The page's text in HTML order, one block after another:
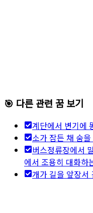
🎯 다른 관련 꿈 보기
계단에서 변기에
소가 잠든 채 숨
버스정류장에서
에서 조용히 대화하
개가 길을 앞장서